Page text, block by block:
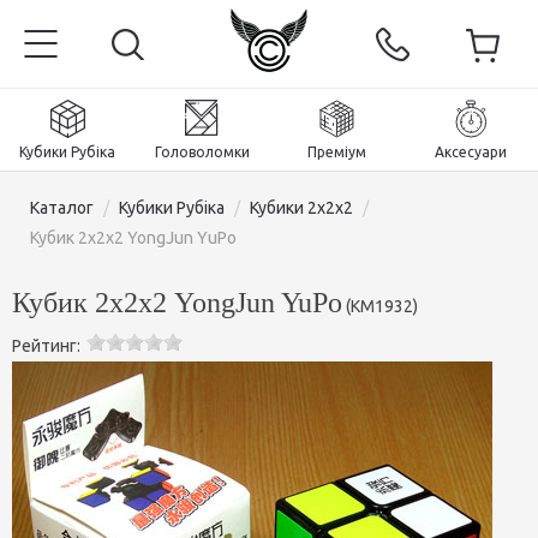
Кубики Рубіка Головоломки Преміум Аксесуари
Каталог / Кубики Рубіка / Кубики 2x2x2
/
Кубик 2х2х2 YongJun YuPo
Кубик 2х2х2 YongJun YuPo (KM1932)
Рейтинг:
Головна
Магнітні та преміум
Кубики Рубіка
Кубики 2x2x2
Кубики Рубіка 3х3х3
Головоломки
Пірамінкси (тетраедри)
Аксесуари